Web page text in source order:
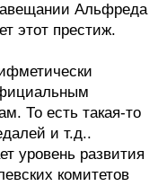
Альфреда
этот престиж.
То есть такая-то
и т.д..
уровень развития
комитетов